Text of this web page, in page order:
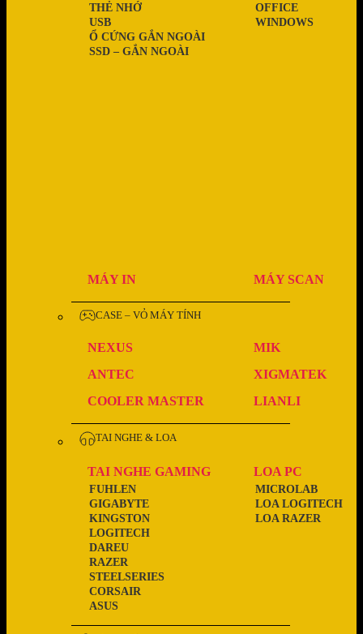
SSD – GẮN NGOÀI
Ổ CỨNG GẮN NGOÀI
USB
THẺ NHỚ
WINDOWS
OFFICE
MÁY IN MÁY SCAN
CASE – VỎ MÁY TÍNH
NEXUS
MIK
ANTEC
XIGMATEK
COOLER MASTER
LIANLI
TAI NGHE & LOA
TAI NGHE GAMING
ASUS
CORSAIR
STEELSERIES
RAZER
DAREU
LOGITECH
KINGSTON
GIGABYTE
FUHLEN
LOA PC
LOA RAZER
LOA LOGITECH
MICROLAB